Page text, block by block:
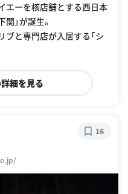
エーを核店舗とする西日本
」が誕生。
ブと専門店が入居する「シ
細を見る
16